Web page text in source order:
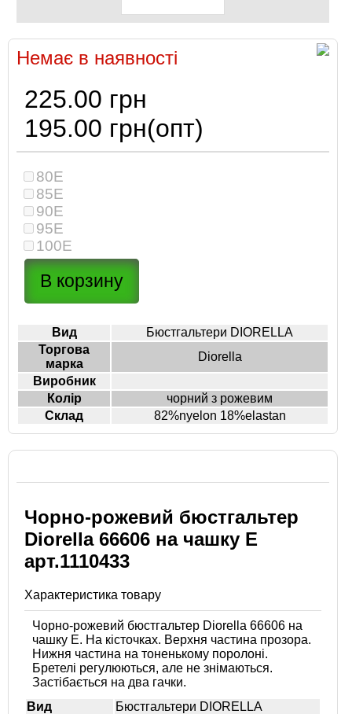
Немає в наявності
225.00 грн
195.00 грн(опт)
80E
85E
90E
95E
100E
Вид
Бюстгальтери DIORELLA
Торгова
марка
Diorella
Виробник
Колір
чорний з рожевим
Склад
82%nyelon 18%elastan
Чорно-рожевий бюстгальтер
Diorella 66606 на чашку E
арт.1110433
Характеристика товару
Чорно-рожевий бюстгальтер Diorella 66606 на
чашку E. На кісточках. Верхня частина прозора.
Нижня частина на тоненькому поролоні.
Бретелі регулюються, але не знімаються.
Застібається на два гачки.
Вид
Бюстгальтери DIORELLA